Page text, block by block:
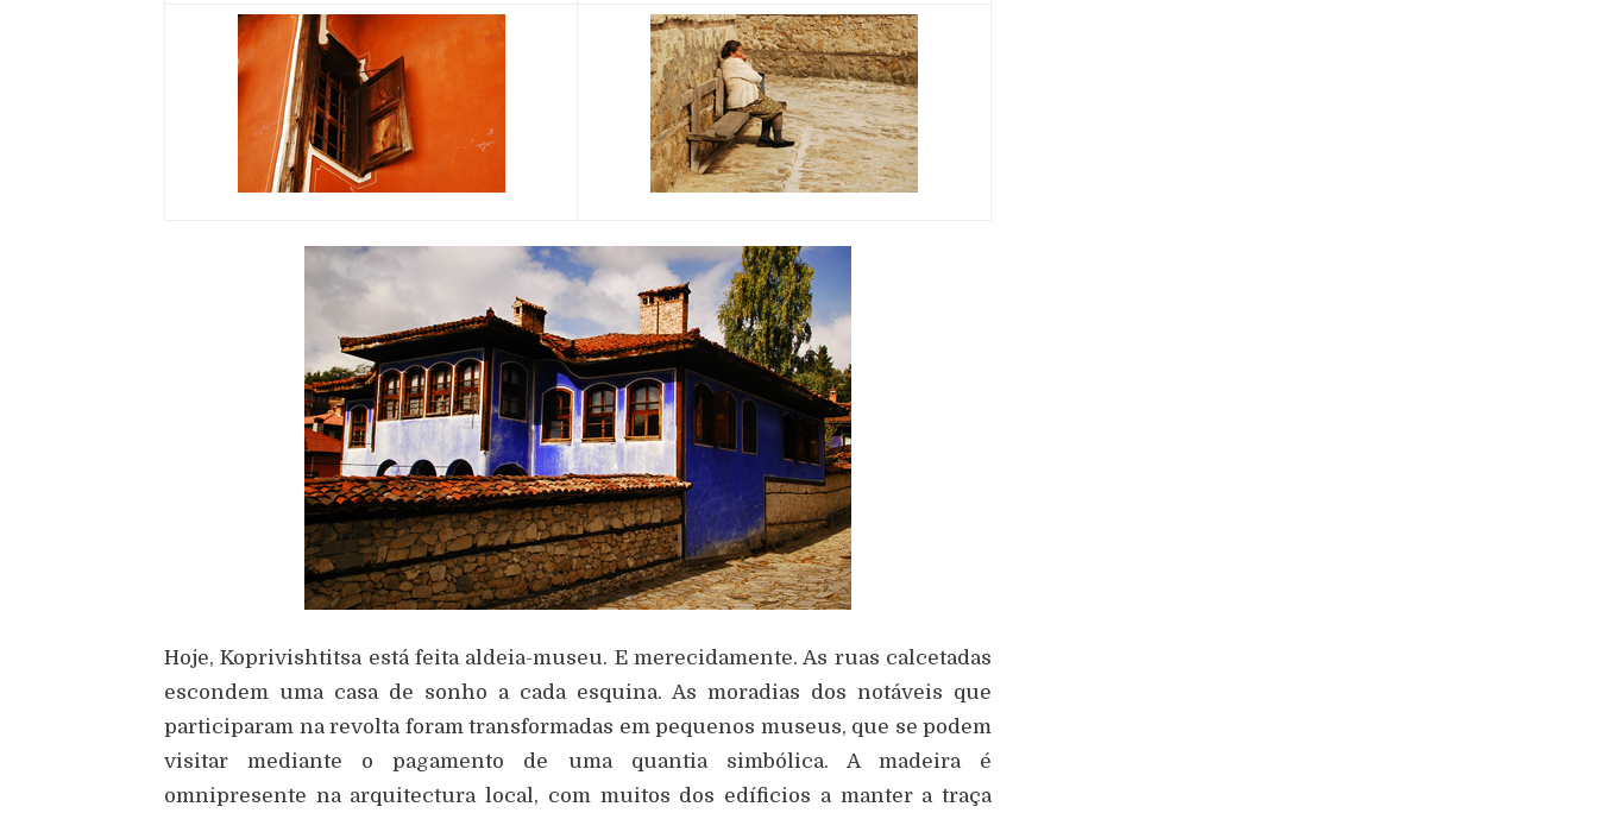
Hoje, Koprivishtitsa está feita aldeia-museu. E merecidamente. As ruas calcetadas
escondem uma casa de sonho a cada esquina. As moradias dos notáveis que
participaram na revolta foram transformadas em pequenos museus, que se podem
visitar mediante o pagamento de uma quantia simbólica. A madeira é
omnipresente na arquitectura local, com muitos dos edíficios a manter a traça